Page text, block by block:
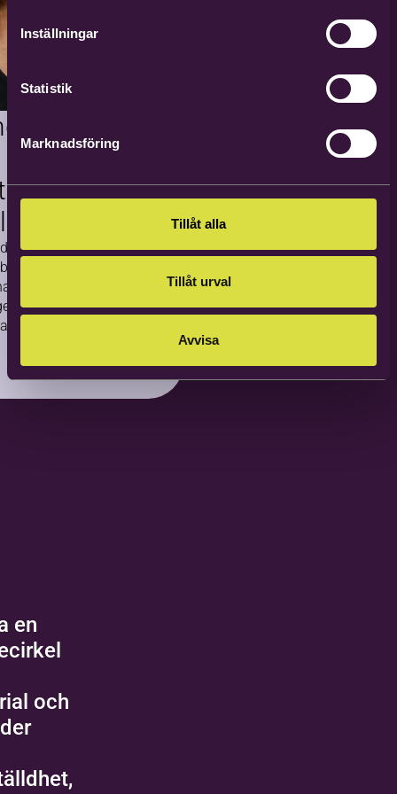
Inställningar
Statistik
Marknadsföring
Tillåt alla
Tillåt urval
Avvisa
på Karl-dagen
om
Ollward
medalj, femte
för framgångsrikt
en
och